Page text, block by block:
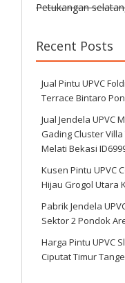
Petukangan
Recent Posts
Jual Pintu UPVC
Terrace Bintaro
Jual Jendela UPVC
Gading Cluster
Melati Bekasi
Kusen Pintu UPVC
Hijau Grogol Utara
Pabrik Jendela
Sektor 2 Pondok
Harga Pintu UPVC
Ciputat Timur